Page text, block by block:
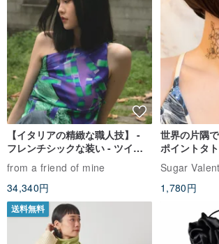
【イタリアの精緻な職人技】 -
フレンチシックな装い - ツイル
プリントシルクスカーフトップ
ス
from a friend of mine
34,340円
世界の片隅
ポイントタ
ョーカー
Sugar
1,780円
送料無料